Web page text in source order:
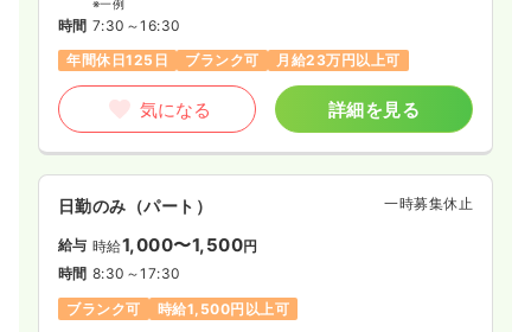
※一例
時間 7:30～16:30
年間休日125日
ブランク可 月給23万円以上可
気になる 詳細を見る
日勤のみ（パート） 一時募集休止
給与 時給1,000〜1,500円
時間 8:30～17:30
ブランク可
時給1,500円以上可